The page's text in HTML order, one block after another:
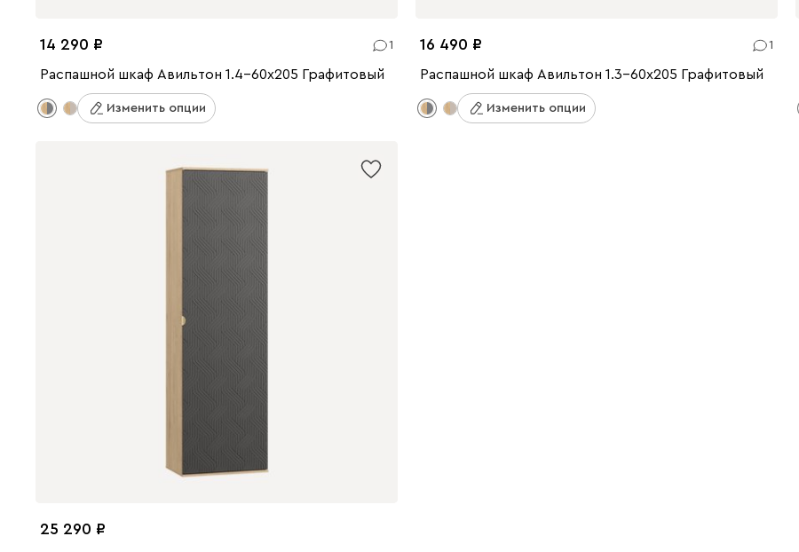
14 290 1
Распашной шкаф Авильтон 1.4-60x205 Графитовый
Изменить опции
16 490 1
Распашной шкаф Авильтон 1.3-60x205 Графитовый
Изменить опции
25 290